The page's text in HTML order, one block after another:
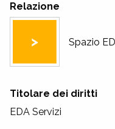
Relazione
Spazio
Titolare dei diritti
EDA Servizi